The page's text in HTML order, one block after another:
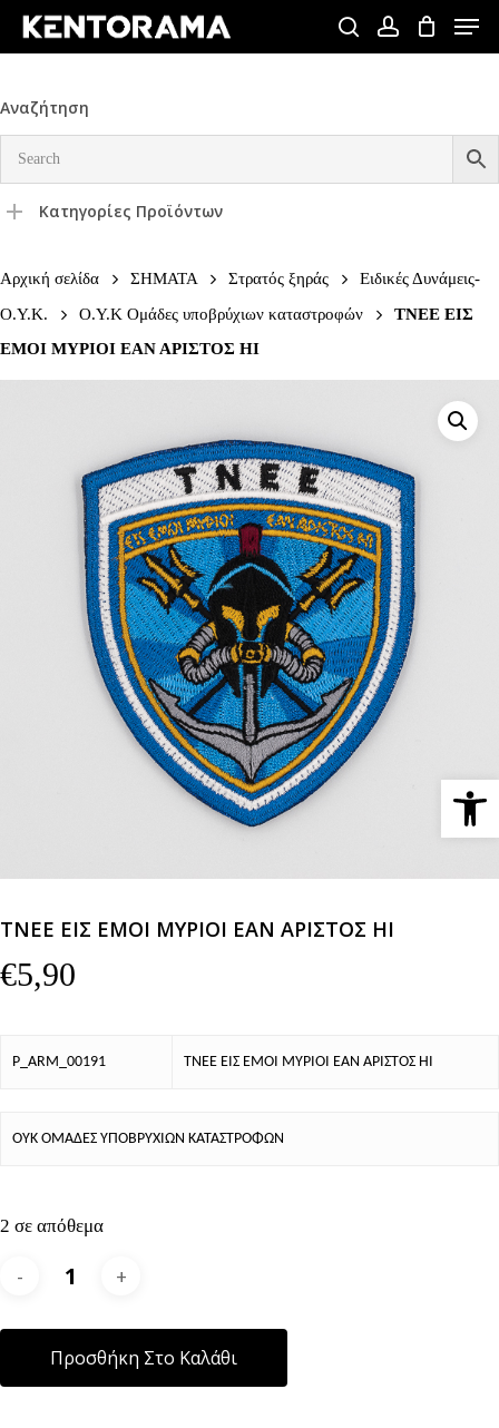
Skip
content
searchaccount
Menu
Αναζήτηση
Κατηγορίες Προϊόντων
Αρχική σελίδα ΣΗΜΑΤΑ Στρατός ξηράς
Ειδικές Δυνάμεις-
Ο.Υ.Κ.
Ο.Υ.Κ Ομάδες υποβρύχιων καταστροφών
ΤΝΕΕ ΕΙΣ
ΕΜΟΙ ΜΥΡΙΟΙ ΕΑΝ ΑΡΙΣΤΟΣ ΗΙ
ΤΝΕΕ ΕΙΣ ΕΜΟΙ ΜΥΡΙΟΙ ΕΑΝ ΑΡΙΣΤΟΣ ΗΙ
€5,90
P_ARM_00191 ΤΝΕΕ ΕΙΣ ΕΜΟΙ ΜΥΡΙΟΙ ΕΑΝ ΑΡΙΣΤΟΣ ΗΙ
ΟΥΚ ΟΜΑΔΕΣ ΥΠΟΒΡΥΧΙΩΝ ΚΑΤΑΣΤΡΟΦΩΝ
2 σε απόθεμα
Προσθήκη Στο Καλάθι